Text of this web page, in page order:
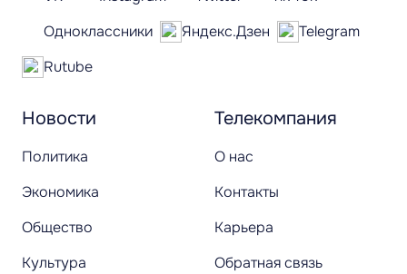
Новости
Политика
Экономика
Общество
Культура
Телекомпания
О нас
Контакты
Карьера
Обратная связь
Одноклассники
Яндекс.Дзен
Telegram
Rutube